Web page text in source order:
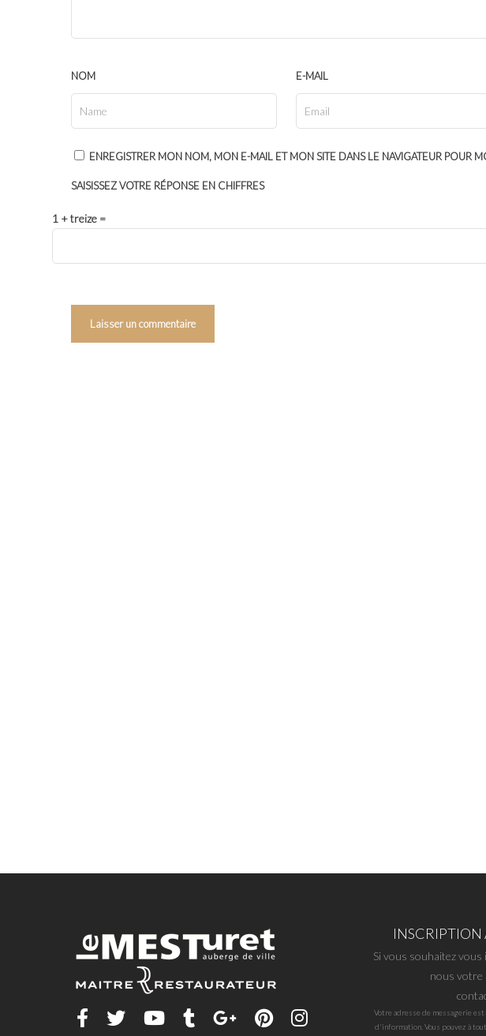
NOM E-MAIL
ENREGISTRER MON NOM, MON E-MAIL ET MON SITE DANS LE NAVIGATEUR POUR
SAISISSEZ VOTRE RÉPONSE EN CHIFFRES
1 + treize =
INSCRIPTION
Si vous souhaitez
nous votre
Votre adresse de messagerie
d'information. Vous pouvez à